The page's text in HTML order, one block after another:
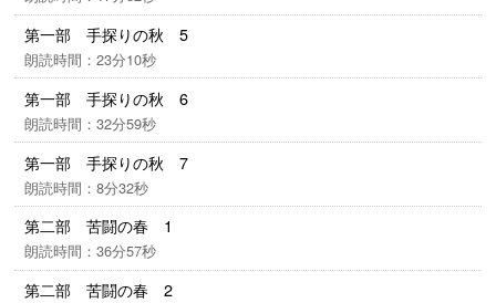
第一部 手探りの秋 5
朗読時間：23分10秒
第一部 手探りの秋 6
朗読時間：32分59秒
第一部 手探りの秋 7
朗読時間：8分32秒
第二部 苦闘の春 1
朗読時間：36分57秒
第二部 苦闘の春 2